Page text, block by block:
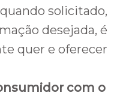
quando solicitado,
desejada, é
quer e oferecer
com o